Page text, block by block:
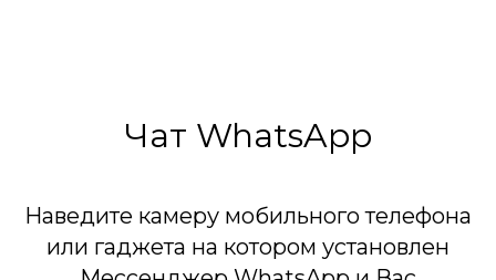
Чат WhatsApp
Наведите камеру мобильного телефона
или гаджета на котором установлен